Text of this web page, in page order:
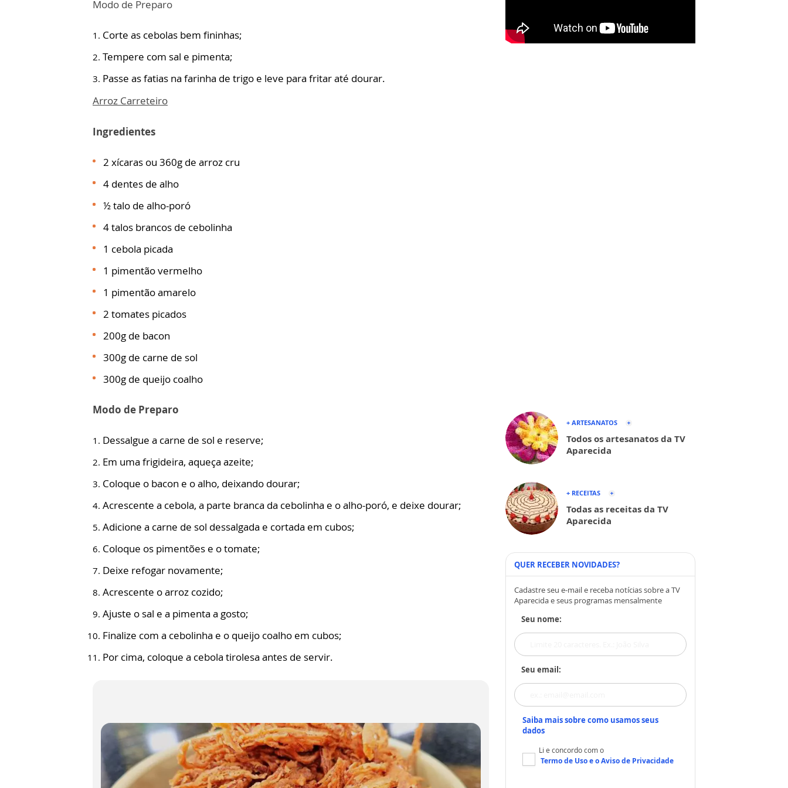
Modo de Preparo
Corte as cebolas bem fininhas;
Tempere com sal e pimenta;
Passe as fatias na farinha de trigo e leve para fritar até dourar.
Arroz Carreteiro
Ingredientes
2 xícaras ou 360g de arroz cru
4 dentes de alho
½ talo de alho-poró
4 talos brancos de cebolinha
1 cebola picada
1 pimentão vermelho
1 pimentão amarelo
2 tomates picados
200g de bacon
300g de carne de sol
300g de queijo coalho
Modo de Preparo
Dessalgue a carne de sol e reserve;
Em uma frigideira, aqueça azeite;
Coloque o bacon e o alho, deixando dourar;
Acrescente a cebola, a parte branca da cebolinha e o alho-poró, e deixe dourar;
Adicione a carne de sol dessalgada e cortada em cubos;
Coloque os pimentões e o tomate;
Deixe refogar novamente;
Acrescente o arroz cozido;
Ajuste o sal e a pimenta a gosto;
Finalize com a cebolinha e o queijo coalho em cubos;
Por cima, coloque a cebola tirolesa antes de servir.
+ ARTESANATOS
Todos os artesanatos da TV
Aparecida
+ RECEITAS
Todas as receitas da TV
Aparecida
QUER RECEBER NOVIDADES?
Cadastre seu e-mail e receba notícias sobre a TV
Aparecida e seus programas mensalmente
Seu nome:
Seu email:
Saiba mais sobre como usamos seus
dados
Li e concordo com o
Termo de Usoe oAviso de Privacidade